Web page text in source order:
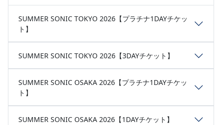
SUMMER SONIC TOKYO 2026【プラチナ1DAYチケッ
ト】
SUMMER SONIC TOKYO 2026【3DAYチケット】
SUMMER SONIC OSAKA 2026【プラチナ1DAYチケッ
ト】
SUMMER SONIC OSAKA 2026【1DAYチケット】